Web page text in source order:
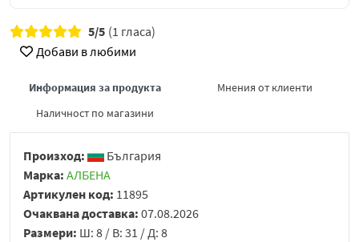
5/5 (1 гласа)
Добави в любими
Информация за продукта
Мнения от клиенти
Наличност по магазини
Произход:
България
Марка: АЛБЕНА
Артикулен код: 11895
Очаквана доставка: 07.08.2026
Размери: Ш: 8 / В: 31 / Д: 8